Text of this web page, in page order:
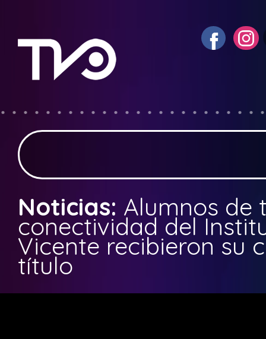
Noticias: Alumnos de
conectividad del
Vicente recibieron su
título